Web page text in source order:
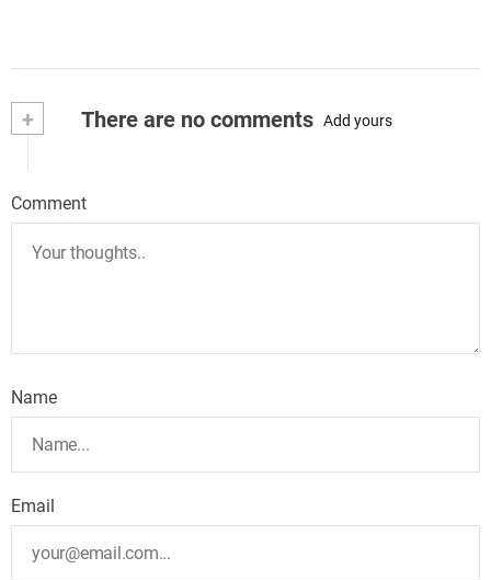
+ There are no comments Add yours
Comment
Name
Email